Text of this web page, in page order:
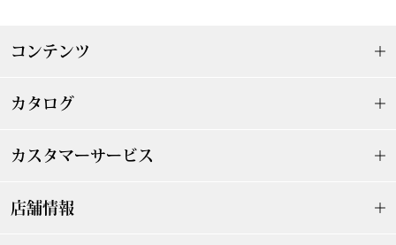
プ
コンテンツ
カタログ
カスタマーサービス
店舗情報